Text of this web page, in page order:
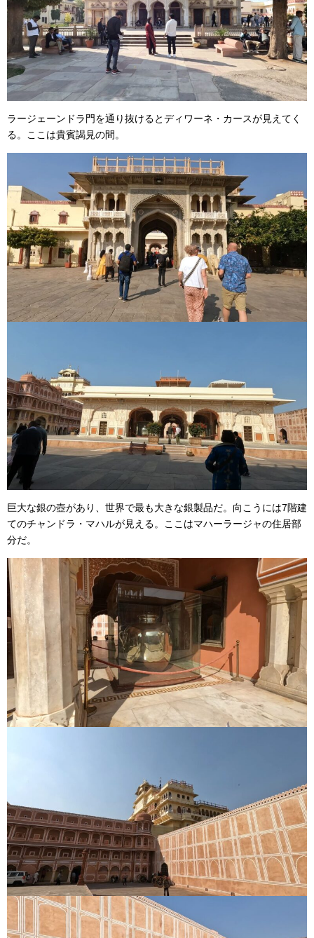
ラージェーンドラ門を通り抜けるとディワーネ・カースが見えてく
る。ここは貴賓謁見の間。
巨大な銀の壺があり、世界で最も大きな銀製品だ。向こうには7階建
てのチャンドラ・マハルが見える。ここはマハーラージャの住居部
分だ。